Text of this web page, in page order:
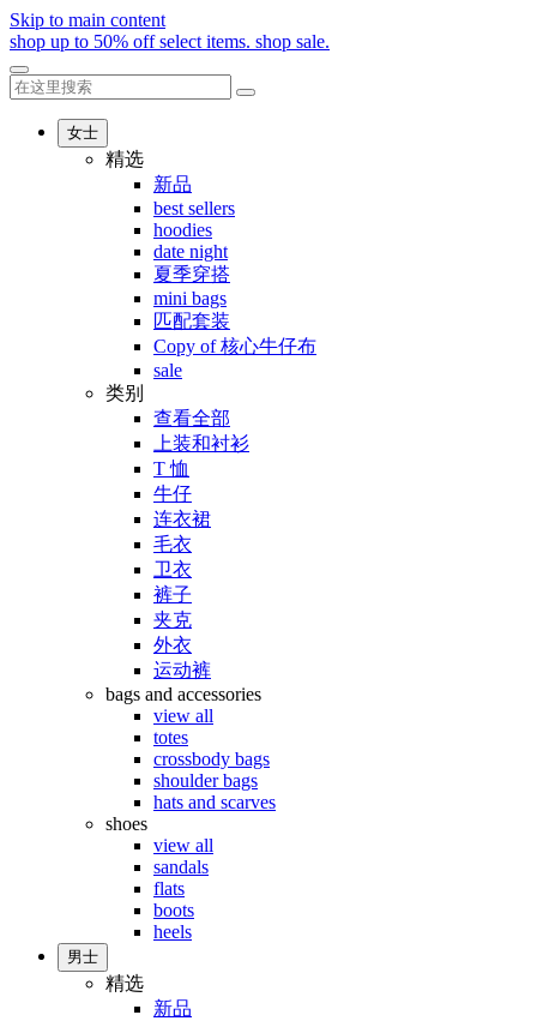
Skip to main content
shop up to 50% off select items. shop sale.
女士
精选
新品
best sellers
hoodies
date night
夏季穿搭
mini bags
匹配套装
Copy of 核心牛仔布
sale
类别
查看全部
上装和衬衫
T 恤
牛仔
连衣裙
毛衣
卫衣
裤子
夹克
外衣
运动裤
bags and accessories
view all
totes
crossbody bags
shoulder bags
hats and scarves
shoes
view all
sandals
flats
boots
heels
男士
精选
新品